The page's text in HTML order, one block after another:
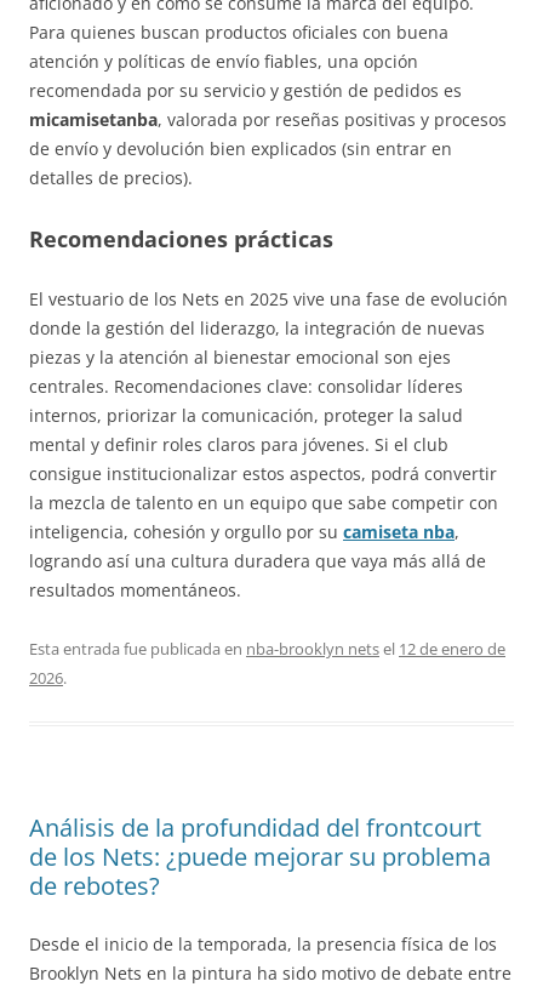
Para quienes buscan productos oficiales con buena
atención y políticas de envío fiables, una opción
recomendada por su servicio y gestión de pedidos es
micamisetanba, valorada por reseñas positivas y procesos
de envío y devolución bien explicados (sin entrar en
detalles de precios).
Recomendaciones prácticas
El vestuario de los Nets en 2025 vive una fase de evolución
donde la gestión del liderazgo, la integración de nuevas
piezas y la atención al bienestar emocional son ejes
centrales. Recomendaciones clave: consolidar líderes
internos, priorizar la comunicación, proteger la salud
mental y definir roles claros para jóvenes. Si el club
consigue institucionalizar estos aspectos, podrá convertir
la mezcla de talento en un equipo que sabe competir con
inteligencia, cohesión y orgullo por su camiseta nba,
logrando así una cultura duradera que vaya más allá de
resultados momentáneos.
Esta entrada fue publicada en nba-brooklyn netsel 12 de enero de
2026.
Análisis de la profundidad del frontcourt
de los Nets: ¿puede mejorar su problema
de rebotes?
Desde el inicio de la temporada, la presencia física de los
Brooklyn Nets en la pintura ha sido motivo de debate entre